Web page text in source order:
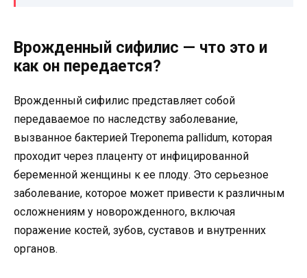
Врожденный сифилис — что это и
как он передается?
Врожденный сифилис представляет собой
передаваемое по наследству заболевание,
вызванное бактерией Treponema pallidum, которая
проходит через плаценту от инфицированной
беременной женщины к ее плоду. Это серьезное
заболевание, которое может привести к различным
осложнениям у новорожденного, включая
поражение костей, зубов, суставов и внутренних
органов.